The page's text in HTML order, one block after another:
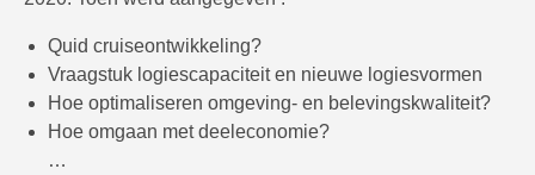
Quid cruiseontwikkeling?
Vraagstuk logiescapaciteit en nieuwe logiesvormen
Hoe optimaliseren omgeving- en belevingskwaliteit?
Hoe omgaan met deeleconomie?
…